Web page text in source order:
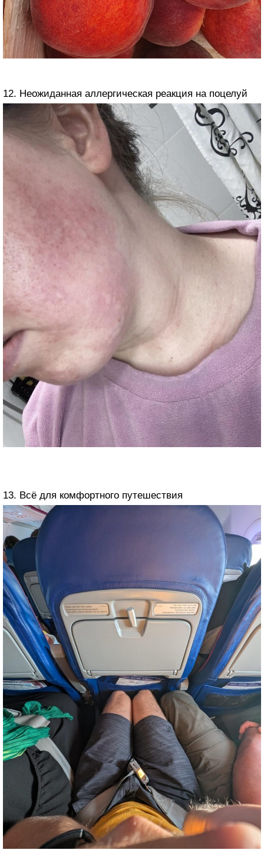
12. Неожиданная аллергическая реакция на поцелуй
13. Всё для комфортного путешествия